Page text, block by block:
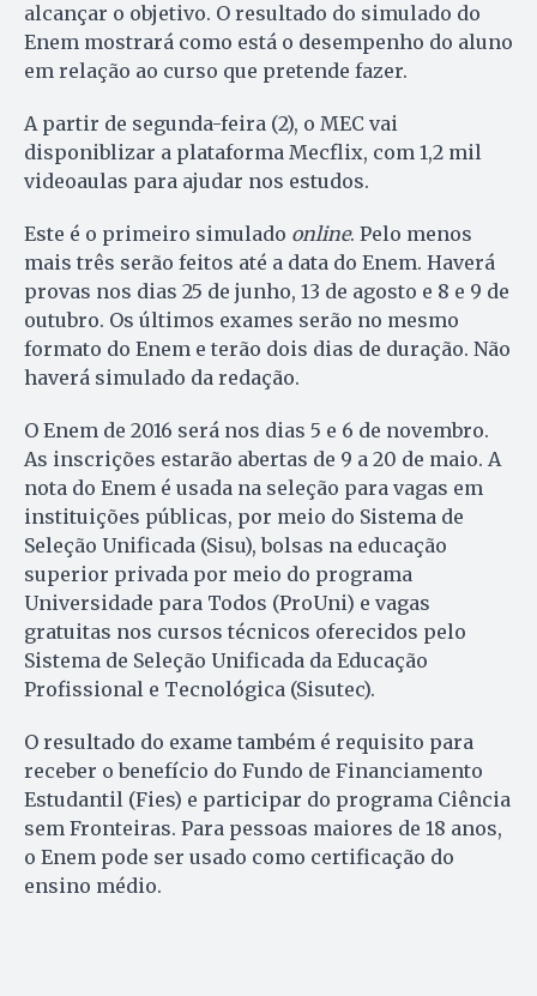
alcançar o objetivo. O resultado do simulado do
Enem mostrará como está o desempenho do aluno
em relação ao curso que pretende fazer.
A partir de segunda-feira (2), o MEC vai
disponiblizar a plataforma Mecflix, com 1,2 mil
videoaulas para ajudar nos estudos.
Este é o primeiro simulado online. Pelo menos
mais três serão feitos até a data do Enem. Haverá
provas nos dias 25 de junho, 13 de agosto e 8 e 9 de
outubro. Os últimos exames serão no mesmo
formato do Enem e terão dois dias de duração. Não
haverá simulado da redação.
O Enem de 2016 será nos dias 5 e 6 de novembro.
As inscrições estarão abertas de 9 a 20 de maio. A
nota do Enem é usada na seleção para vagas em
instituições públicas, por meio do Sistema de
Seleção Unificada (Sisu), bolsas na educação
superior privada por meio do programa
Universidade para Todos (ProUni) e vagas
gratuitas nos cursos técnicos oferecidos pelo
Sistema de Seleção Unificada da Educação
Profissional e Tecnológica (Sisutec).
O resultado do exame também é requisito para
receber o benefício do Fundo de Financiamento
Estudantil (Fies) e participar do programa Ciência
sem Fronteiras. Para pessoas maiores de 18 anos,
o Enem pode ser usado como certificação do
ensino médio.